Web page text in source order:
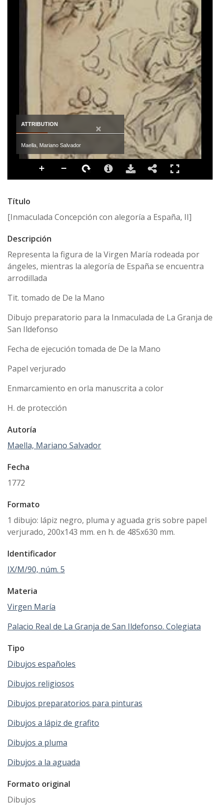
ATTRIBUTION ×
Maella, Mariano Salvador
Título
[Inmaculada Concepción con alegoría a España, II]
Descripción
Representa la figura de la Virgen María rodeada por
ángeles, mientras la alegoría de España se encuentra
arrodillada
Tit. tomado de De la Mano
Dibujo preparatorio para la Inmaculada de La Granja de
San Ildefonso
Fecha de ejecución tomada de De la Mano
Papel verjurado
Enmarcamiento en orla manuscrita a color
H. de protección
Autoría
Maella, Mariano Salvador
Fecha
1772
Formato
1 dibujo: lápiz negro, pluma y aguada gris sobre papel
verjurado, 200x143 mm. en h. de 485x630 mm.
Identificador
IX/M/90, núm. 5
Materia
Virgen María
Palacio Real de La Granja de San Ildefonso. Colegiata
Tipo
Dibujos españoles
Dibujos religiosos
Dibujos preparatorios para pinturas
Dibujos a lápiz de grafito
Dibujos a pluma
Dibujos a la aguada
Formato original
Dibujos